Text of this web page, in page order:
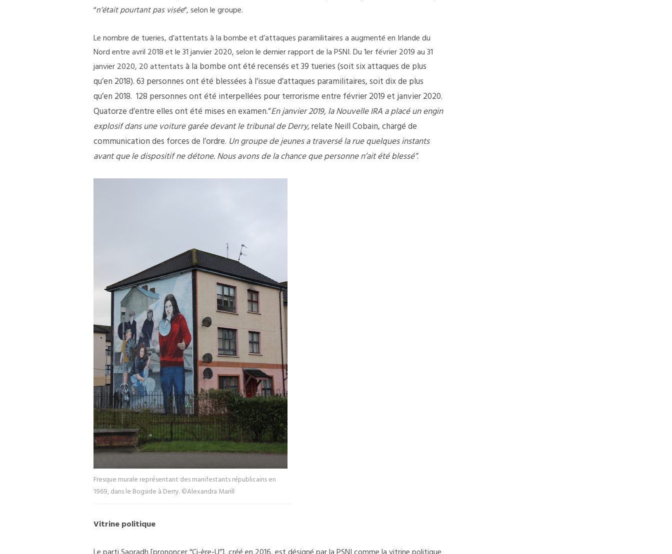
“n’était pourtant pas visée“, selon le groupe.
Le nombre de tueries, d’attentats à la bombe et d’attaques paramilitaires a augmenté en Irlande du
Nord entre avril 2018 et le 31 janvier 2020, selon le dernier rapport de la PSNI. Du 1er février 2019 au 31
janvier 2020, 20 attentatsà la bombe ont été recensés et 39 tueries (soit six attaques de plus
qu’en 2018).63 personnes ont été blessées à l’issue d’attaques paramilitaires, soit dix de plus
qu’en 2018. 128 personnes ont été interpellées pour terrorisme entre février 2019 et janvier 2020.
Quatorze d’entre elles ont été mises en examen.“En janvier 2019, la Nouvelle IRA a placé un engin
explosif dans une voiture garée devant le tribunal de Derry,relate Neill Cobain, chargé de
communication des forces de l’ordre. Un groupe de jeunes a traversé la rue quelques instants
avant que le dispositif ne détone. Nous avons de la chance que personne n’ait été blessé”.
Fresque murale représentant des manifestants républicains en
1969, dans le Bogside à Derry. ©Alexandra Marill
Vitrine politique